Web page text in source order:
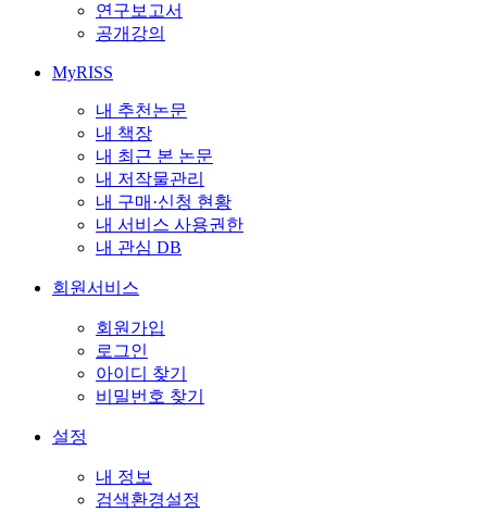
연구보고서
공개강의
MyRISS
내 추천논문
내 책장
내 최근 본 논문
내 저작물관리
내 구매·신청 현황
내 서비스 사용권한
내 관심 DB
회원서비스
회원가입
로그인
아이디 찾기
비밀번호 찾기
설정
내 정보
검색환경설정